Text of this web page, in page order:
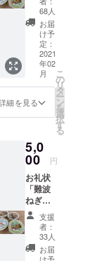
食糧
(株)）
「難波
ねぎ
スー
プ」
（幸南
食糧
(株)）
「難波
い」
（株式
会社良
品計
画） 上
記３種
類を１
セット
（写真
はイ
68人
お届
け予
定：
2021
年02
月
細を見る
こ
の
リ
タ
ー
ン
を
選
択
す
る
5,0
00 円
お礼状
「難波
ねぎご
はん」
（幸南
食糧
(株)）
「難波
支援
者：
33人
お届